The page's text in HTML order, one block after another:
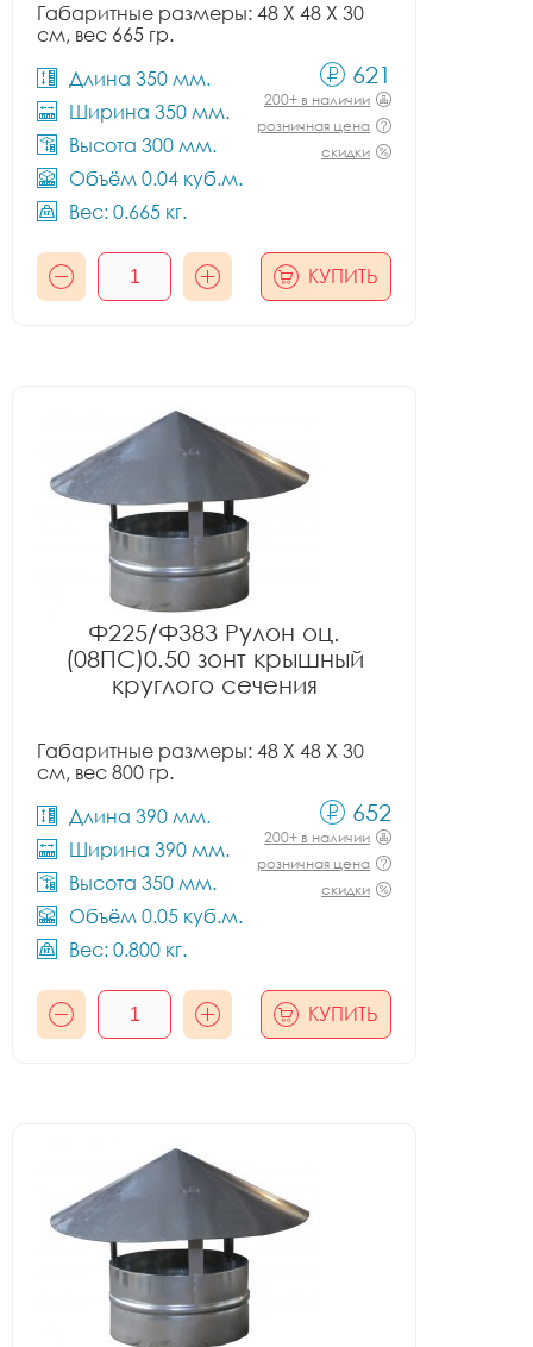
Габаритные размеры: 48 X 48 X 30
см, вес 665 гр.
Длина 350 мм.
Ширина 350 мм.
Высота 300 мм.
Объём 0.04 куб.м.
Вес: 0.665 кг.
621
200+ в наличии
розничная цена
скидки
КУПИТЬ
Ф225/Ф383 Рулон оц.
(08ПС)0.50 зонт крышный
круглого сечения
Габаритные размеры: 48 X 48 X 30
см, вес 800 гр.
Длина 390 мм.
Ширина 390 мм.
Высота 350 мм.
Объём 0.05 куб.м.
Вес: 0.800 кг.
652
200+ в наличии
розничная цена
скидки
КУПИТЬ